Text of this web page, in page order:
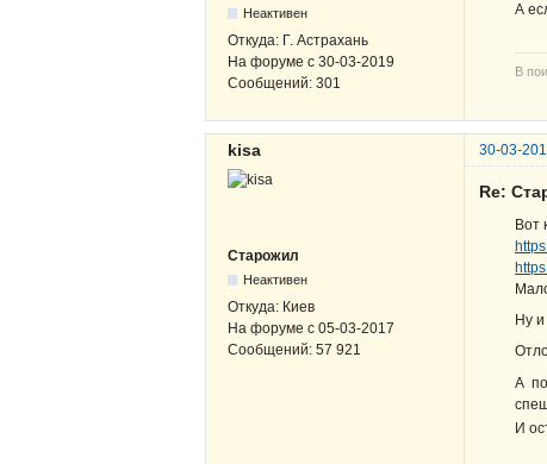
Неактивен
Откуда: Г. Астрахань
На форуме с 30-03-2019
Сообщений: 301
А
В
kisa 30-03-
Старожил
Неактивен
Откуда: Киев
На форуме с 05-03-2017
Сообщений: 57 921
Re:
Вот
Ну
А
И